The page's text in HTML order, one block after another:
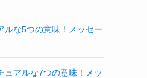
ルな5つの意味！メッセー
ュアルな7つの意味！メッ